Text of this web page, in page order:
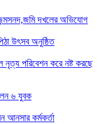
দখলের অভিযোগ
উৎসব অনুষ্ঠিত
পরিবেশন করে নষ্ট করছে
৬ যুবক
আনসার কর্মকর্তা